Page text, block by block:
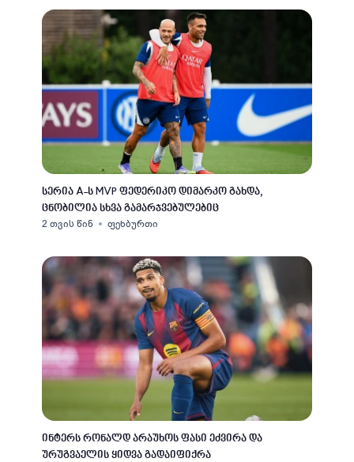
სერია A-ს MVP ფედერიკო დიმარკო გახდა,
ცნობილია სხვა გამარჯვებულებიც
2 თვის წინ ფეხბურთი
ინტერს რონალდ არაუხოს ფასი ეძვირა და
ურუგვაელის ყიდვა გადაიფიქრა